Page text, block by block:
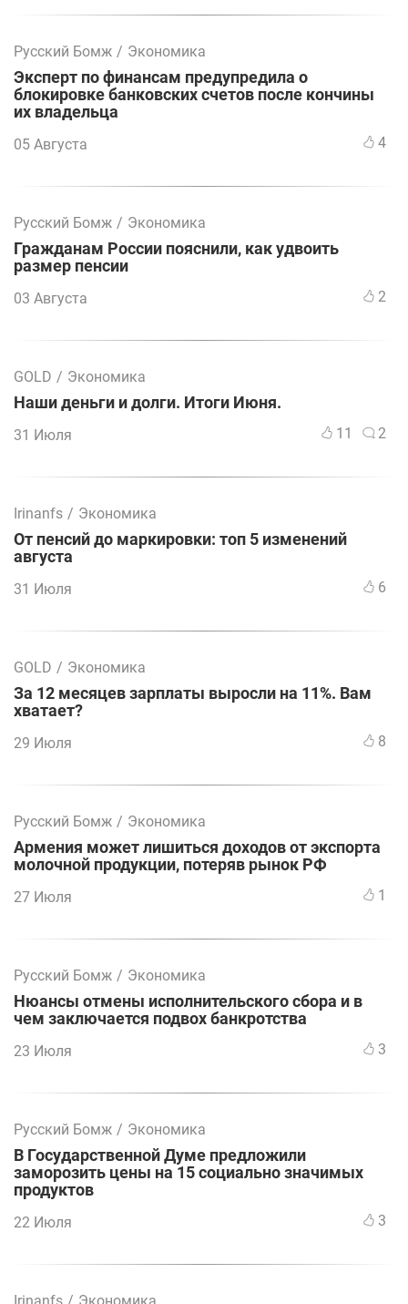
Русский Бомж / Экономика
Эксперт по финансам предупредила о
блокировке банковских счетов после кончины
их владельца
05 Августа 4
Русский Бомж / Экономика
Гражданам России пояснили, как удвоить
размер пенсии
03 Августа 2
GOLD / Экономика
Наши деньги и долги. Итоги Июня.
31 Июля 11 2
Irinanfs / Экономика
От пенсий до маркировки: топ 5 изменений
августа
31 Июля 6
GOLD / Экономика
За 12 месяцев зарплаты выросли на 11%. Вам
хватает?
29 Июля 8
Русский Бомж / Экономика
Армения может лишиться доходов от экспорта
молочной продукции, потеряв рынок РФ
27 Июля 1
Русский Бомж / Экономика
Нюансы отмены исполнительского сбора и в
чем заключается подвох банкротства
23 Июля 3
Русский Бомж / Экономика
В Государственной Думе предложили
заморозить цены на 15 социально значимых
продуктов
22 Июля 3